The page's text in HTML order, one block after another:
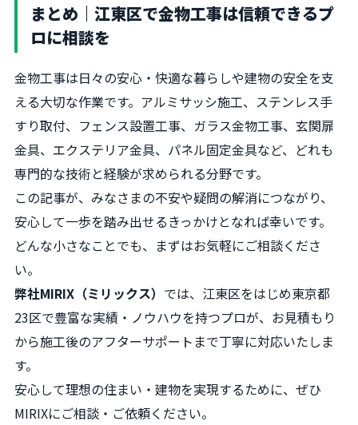
まとめ｜江東区で金物工事は信頼できるプ
ロに相談を
金物工事は日々の安心・快適な暮らしや建物の安全を支
える大切な作業です。アルミサッシ施工、ステンレス手
すり取付、フェンス設置工事、ガラス金物工事、玄関扉
金具、エクステリア金具、パネル固定金具など、どれも
専門的な技術と経験が求められる分野です。
この記事が、みなさまの不安や疑問の解消につながり、
安心して一歩を踏み出せるきっかけとなれば幸いです。
どんな小さなことでも、まずはお気軽にご相談くださ
い。
弊社MIRIX（ミリックス） では、江東区をはじめ東京都
23区で豊富な実績・ノウハウを持つプロが、お見積もり
から施工後のアフターサポートまで丁寧に対応いたしま
す。
安心して理想の住まい・建物を実現するために、ぜひ
MIRIXにご相談・ご依頼ください。